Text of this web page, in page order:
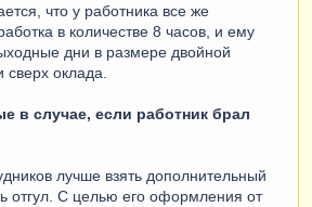
что у работника все же
в количестве 8 часов, и ему
дни в размере двойной
сверх оклада.
в случае, если работник брал
лучше взять дополнительный
отгул. С целью его оформления от